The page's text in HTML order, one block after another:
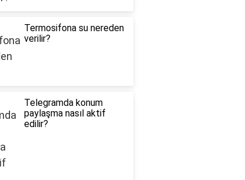
Termosifona su nereden
verilir?
Telegramda konum
paylaşma nasıl aktif
edilir?